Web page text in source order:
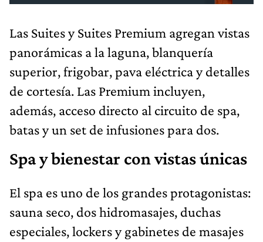
Las Suites y Suites Premium agregan vistas
panorámicas a la laguna, blanquería
superior, frigobar, pava eléctrica y detalles
de cortesía. Las Premium incluyen,
además, acceso directo al circuito de spa,
batas y un set de infusiones para dos.
Spa y bienestar con vistas únicas
El spa es uno de los grandes protagonistas:
sauna seco, dos hidromasajes, duchas
especiales, lockers y gabinetes de masajes